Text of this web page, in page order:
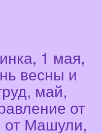
1 мая,
весны и
май,
от
Машули,